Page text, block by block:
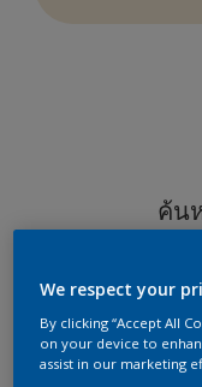
ค้น
We respect your
By clicking “Accept All
on your device to
assist in our marketing